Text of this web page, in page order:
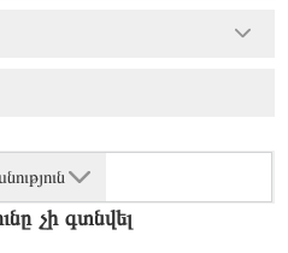
չի գտնվել